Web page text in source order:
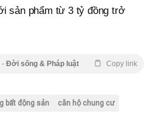
sản phẩm từ 3 tỷ đồng trở
- Đời sống & Pháp luật Copy link
bất động sản
căn hộ chung cư